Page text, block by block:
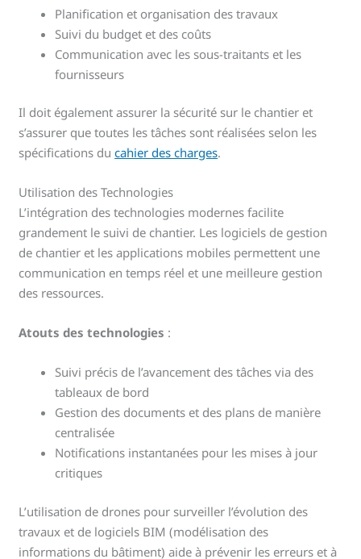
Planification et organisation des travaux
Suivi du budget et des coûts
Communication avec les sous-traitants et les
fournisseurs
Il doit également assurer la sécurité sur le chantier et
s’assurer que toutes les tâches sont réalisées selon les
spécifications ducahier des charges.
Utilisation des Technologies
L’intégration des technologies modernes facilite
grandement le suivi de chantier. Les logiciels de gestion
de chantier et les applications mobiles permettent une
communication en temps réel et une meilleure gestion
des ressources.
Atouts des technologies :
Suivi précis de l’avancement des tâches via des
tableaux de bord
Gestion des documents et des plans de manière
centralisée
Notifications instantanées pour les mises à jour
critiques
L’utilisation de drones pour surveiller l’évolution des
travaux et de logiciels BIM (modélisation des
informations du bâtiment) aide à prévenir les erreurs et à